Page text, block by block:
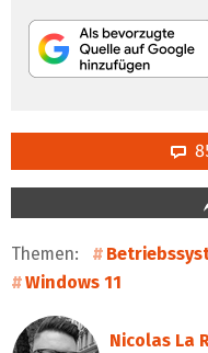
Themen:
Windows 11
Nicolas La